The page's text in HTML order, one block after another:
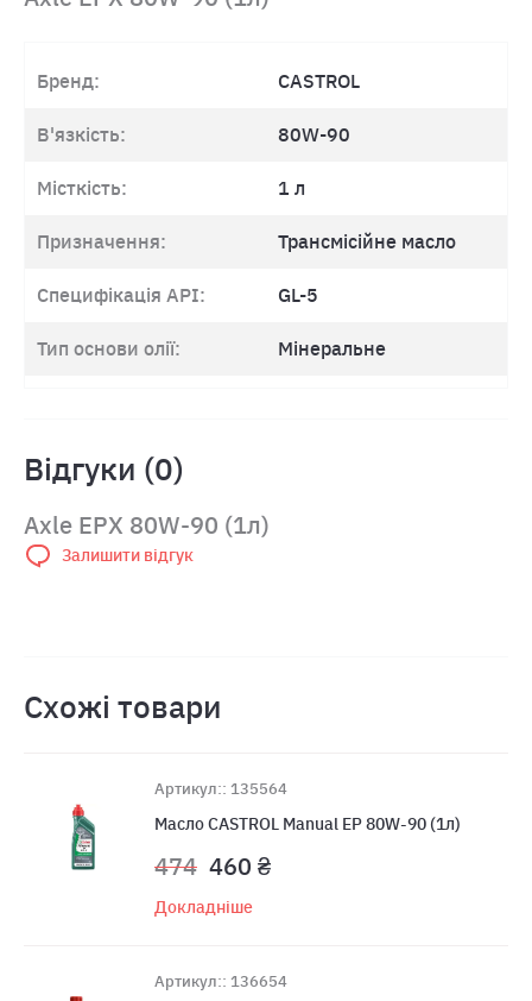
Бренд: CASTROL
В'язкість: 80W-90
Місткість: 1 л
Призначення: Трансмісійне масло
Специфікація API: GL-5
Тип основи олії: Мінеральне
Відгуки (0)
Axle EPX 80W-90 (1л)
Залишити відгук
Схожі товари
Артикул:: 135564
Масло CASTROL Manual EP 80W-90 (1л)
474 460 ₴
Докладніше
Артикул:: 136654